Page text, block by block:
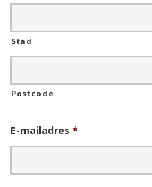
Stad
Postcode
E-mailadres *